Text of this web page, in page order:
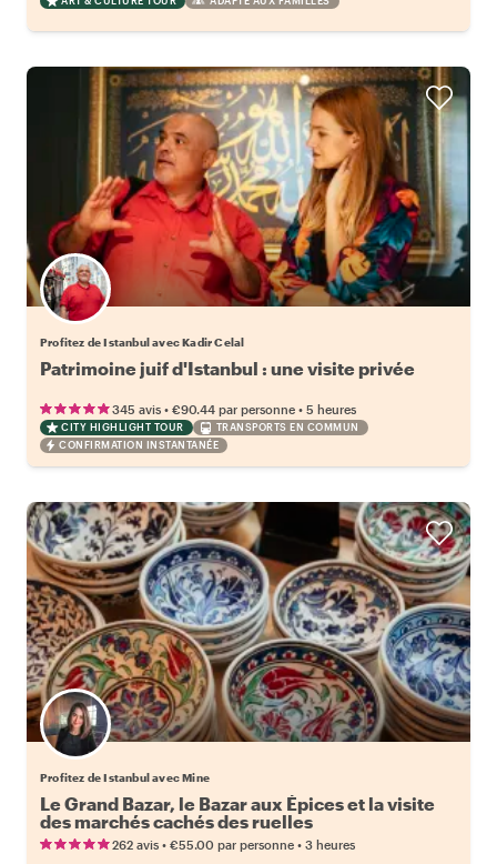
Profitez de Istanbul avec Kadir Celal
Patrimoine juif d'Istanbul : une visite privée
345 avis • €90.44 par personne • 5 heures
CITY HIGHLIGHT TOUR
TRANSPORTS EN COMMUN
CONFIRMATION INSTANTANÉE
Profitez de Istanbul avec Mine
Le Grand Bazar, le Bazar aux Épices et la visite
des marchés cachés des ruelles
262 avis • €55.00 par personne • 3 heures